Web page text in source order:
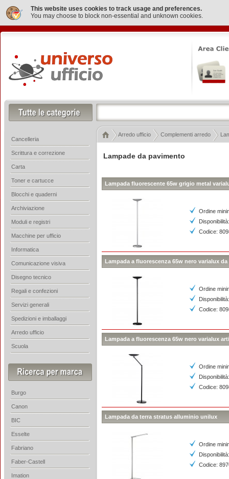
This website uses cookies to track usage and preferences.
You may choose to block non-essential and unknown cookies.
Lampade da pavimento
Lampada fluorescente 65w grigio metal
Ordine
Codice:
Lampada a fluorescenza 65w nero varialux da
Ordine
Codice:
Lampada a fluorescenza 65w nero varialux
Ordine
Codice:
Lampada da terra stratus alluminio unilux
Ordine
Codice:
Arredo ufficio Complementi arredo
Cancelleria
Scrittura e correzione
Carta
Toner e cartucce
Blocchi e quaderni
Archiviazione
Moduli e registri
Macchine per ufficio
Informatica
Comunicazione visiva
Disegno tecnico
Regali e confezioni
Servizi generali
Spedizioni e imballaggi
Arredo ufficio
Scuola
Burgo
Canon
BIC
Esselte
Fabriano
Faber-Castell
Imation